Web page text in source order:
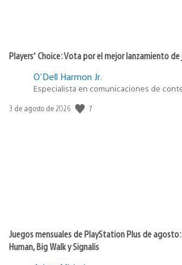
Players’ Choice: Vota por el mejor lanzamiento
O'Dell Harmon Jr.
Especialista en comunicaciones de
Fecha
3 de agosto de 2026 7
Juegos mensuales de PlayStation Plus de
Human, Big Walk y Signalis